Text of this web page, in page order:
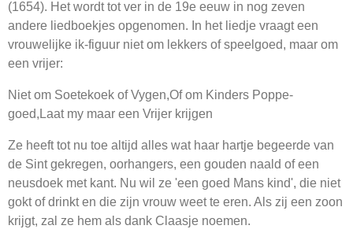
(1654). Het wordt tot ver in de 19e eeuw in nog zeven
andere liedboekjes opgenomen. In het liedje vraagt een
vrouwelijke ik-figuur niet om lekkers of speelgoed, maar om
een vrijer:
Niet om Soetekoek of Vygen,Of om Kinders Poppe-
goed,Laat my maar een Vrijer krijgen
Ze heeft tot nu toe altijd alles wat haar hartje begeerde van
de Sint gekregen, oorhangers, een gouden naald of een
neusdoek met kant. Nu wil ze 'een goed Mans kind', die niet
gokt of drinkt en die zijn vrouw weet te eren. Als zij een zoon
krijgt, zal ze hem als dank Claasje noemen.